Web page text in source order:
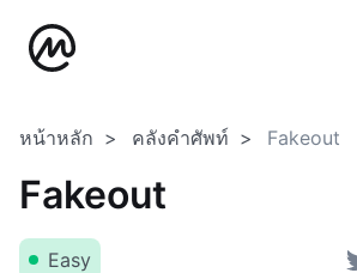
หน้าหลัก คลังคำศัพท์ Fakeout
Fakeout
Easy